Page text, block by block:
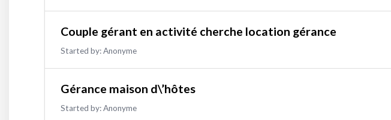
Couple gérant en activité cherche location gérance
Started by:Anonyme
Gérance maison d\’hôtes
Started by:Anonyme